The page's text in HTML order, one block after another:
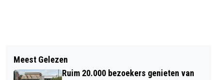
AUTO UITGEBRAND OP
PARKEERPLAATS IN ALKMAAR
STILTEWEEKEND ZOMER OP HET
Meest Gelezen
Ruim 20.000 bezoekers genieten van